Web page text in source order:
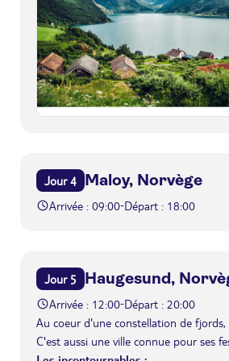
Jour 4 Maloy, Norvège
Arrivée : 09:00-Départ : 18:00
Jour 5 Haugesund,
Arrivée : 12:00-Départ : 20:00
Au coeur d'une constellation de fjords,
C'est aussi une ville connue pour ses